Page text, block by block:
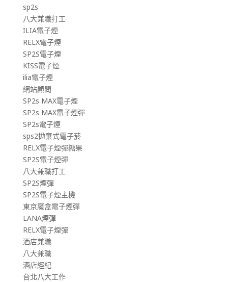
sp2s
八大兼職打工
ILIA電子煙
RELX電子煙
SP2S電子煙
KISS電子煙
ilia電子煙
網站顧問
SP2s MAX電子煙
SP2s MAX電子煙彈
SP2s電子煙
sps2拋棄式電子菸
RELX電子煙彈糖果
SP2S電子煙彈
八大兼職打工
SP2S煙彈
SP2S電子煙主機
東京魔盒電子煙彈
LANA煙彈
RELX電子煙彈
酒店兼職
八大兼職
酒店經紀
台北八大工作